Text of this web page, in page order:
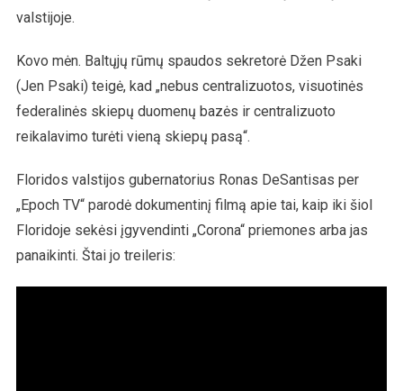
valstijoje.
Kovo mėn. Baltųjų rūmų spaudos sekretorė Džen Psaki
(Jen Psaki) teigė, kad „nebus centralizuotos, visuotinės
federalinės skiepų duomenų bazės ir centralizuoto
reikalavimo turėti vieną skiepų pasą“.
Floridos valstijos gubernatorius Ronas DeSantisas per
„Epoch TV“ parodė dokumentinį filmą apie tai, kaip iki šiol
Floridoje sekėsi įgyvendinti „Corona“ priemones arba jas
panaikinti. Štai jo treileris: